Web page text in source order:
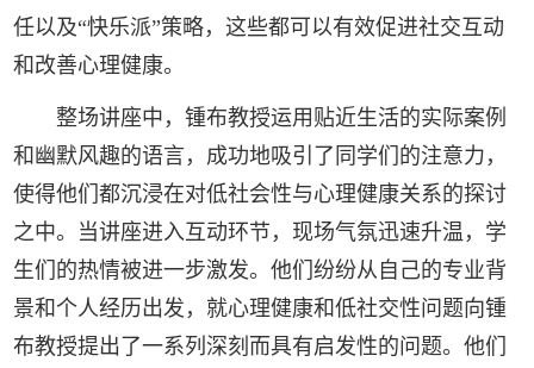
任以及“快乐派”策略，这些都可以有效促进社交互动
和改善心理健康。
整场讲座中，锺布教授运用贴近生活的实际案例
和幽默风趣的语言，成功地吸引了同学们的注意力，
使得他们都沉浸在对低社会性与心理健康关系的探讨
之中。当讲座进入互动环节，现场气氛迅速升温，学
生们的热情被进一步激发。他们纷纷从自己的专业背
景和个人经历出发，就心理健康和低社交性问题向锺
布教授提出了一系列深刻而具有启发性的问题。他们